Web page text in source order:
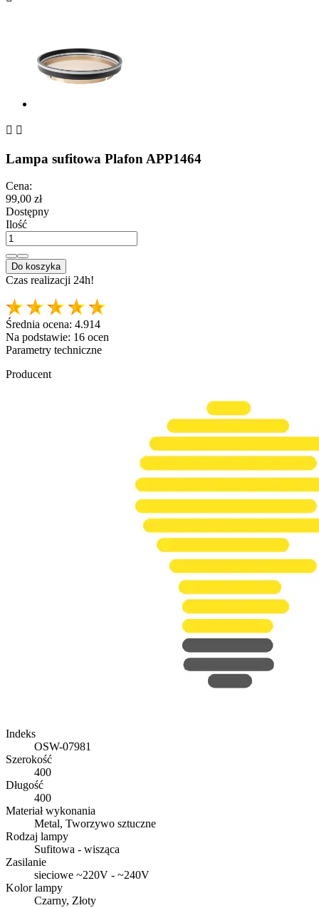
 
Lampa sufitowa Plafon APP1464
Cena:
99,00 zł
Dostępny
Ilość
Do koszyka
Czas realizacji 24h!
Średnia ocena: 4.914
Na podstawie: 16 ocen
Parametry techniczne
Producent
Indeks
OSW-07981
Szerokość
400
Długość
400
Materiał wykonania
Metal, Tworzywo sztuczne
Rodzaj lampy
Sufitowa - wisząca
Zasilanie
sieciowe ~220V - ~240V
Kolor lampy
Czarny, Złoty